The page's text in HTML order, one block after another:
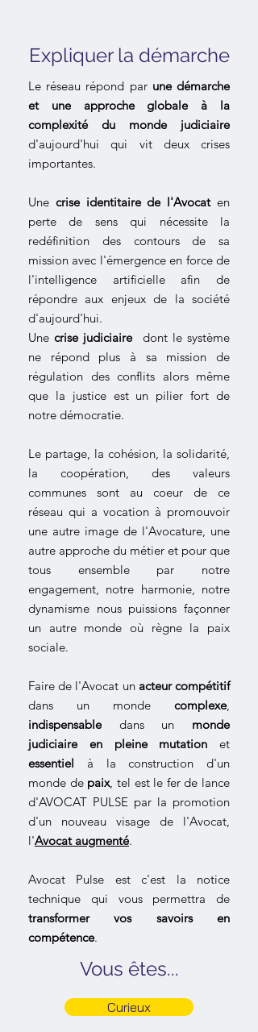
Expliquer la démarche
Le réseau répond par une démarche
et une approche globale à la
complexité du monde judiciaire
d'aujourd'hui qui vit deux crises
importantes.
Une crise identitaire de l'Avocaten
perte de sens qui nécessite la
redéfinition des contours de sa
mission avec l'émergence en force de
l'intelligence artificielle afin de
répondre aux enjeux de la société
d'aujourd'hui.
Une crise judiciairedont le système
ne répond plus à sa mission de
régulation des conflits alors même
que la justice est un pilier fort de
notre démocratie.
Le partage, la cohésion, la solidarité,
la coopération, des valeurs
communes sont au coeur de ce
réseau qui a vocation à promouvoir
une autre image de l'Avocature, une
autre approche du métier et pour que
tous ensemble par notre
engagement, notre harmonie, notre
dynamisme nous puissions façonner
un autre monde où règne la paix
sociale.
Faire de l'Avocat un acteur compétitif
dans un monde complexe,
indispensabledans un monde
judiciaire en pleine mutation et
essentiel à la construction d'un
monde de paix, tel est le fer de lance
d'AVOCAT PULSE par la promotion
d'un nouveau visage de l'Avocat,
l'Avocat augmenté.
Avocat Pulse est c'est la notice
technique qui vous permettra de
transformer vos savoirs en
compétence.
Vous êtes...
Curieux